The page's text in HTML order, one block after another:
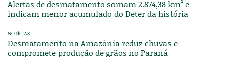
Alertas de desmatamento somam 2.874,38 km² e
indicam menor acumulado do Deter da história
NOTÍCIAS
Desmatamento na Amazônia reduz chuvas e
compromete produção de grãos no Paraná